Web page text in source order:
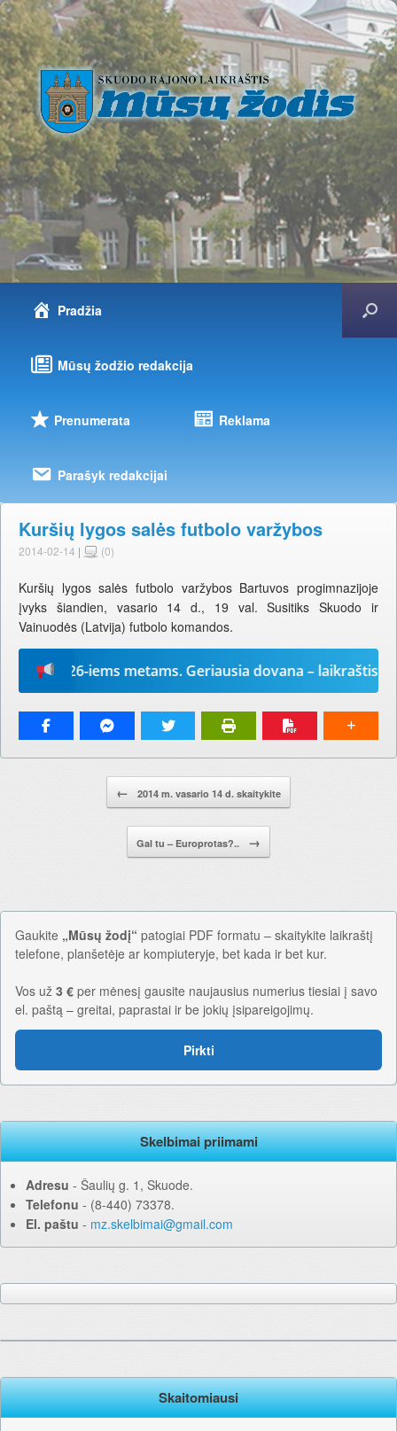
Pradžia
Mūsų žodžio redakcija
Prenumerata Reklama
Parašyk redakcijai
Kuršių lygos salės futbolo varžybos
2014-02-14 | (0)
Kuršių lygos salės futbolo varžybos Bartuvos progimnazijoje
įvyks šiandien, vasario 14 d., 19 val. Susitiks Skuodo ir
Vainuodės (Latvija) futbolo komandos.
2026-iems metams. Geriausia dovana – laikraštis!
← 2014 m. vasario 14 d. skaitykite
Gal tu – Europrotas?.. →
Gaukite „Mūsų žodį“ patogiai PDF formatu – skaitykite laikraštį
telefone, planšetėje ar kompiuteryje, bet kada ir bet kur.
Vos už 3 € per mėnesį gausite naujausius numerius tiesiai į savo
el. paštą – greitai, paprastai ir be jokių įsipareigojimų.
Pirkti
Skelbimai priimami
Adresu ‐ Šaulių g. 1, Skuode.
Telefonu ‐ (8-440) 73378.
El. paštu ‐ mz.skelbimai@gmail.com
Skaitomiausi